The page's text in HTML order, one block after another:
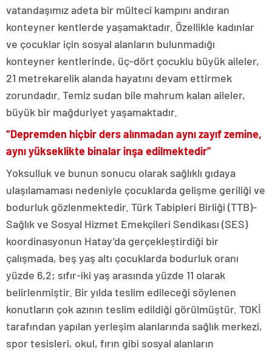
vatandaşımız adeta bir mülteci kampını andıran
konteyner kentlerde yaşamaktadır. Özellikle kadınlar
ve çocuklar için sosyal alanların bulunmadığı
konteyner kentlerinde, üç-dört çocuklu büyük aileler,
21 metrekarelik alanda hayatını devam ettirmek
zorundadır. Temiz sudan bile mahrum kalan aileler,
büyük bir mağduriyet yaşamaktadır.
“Depremden hiçbir ders alınmadan aynı zayıf zemine,
aynı yükseklikte binalar inşa edilmektedir”
Yoksulluk ve bunun sonucu olarak sağlıklı gıdaya
ulaşılamaması nedeniyle çocuklarda gelişme geriliği ve
bodurluk gözlenmektedir. Türk Tabipleri Birliği (TTB)-
Sağlık ve Sosyal Hizmet Emekçileri Sendikası (SES)
koordinasyonun Hatay’da gerçekleştirdiği bir
çalışmada, beş yaş altı çocuklarda bodurluk oranı
yüzde 6,2; sıfır-iki yaş arasında yüzde 11 olarak
belirlenmiştir. Bir yılda teslim edileceği söylenen
konutların çok azının teslim edildiği görülmüştür. TOKİ
tarafından yapılan yerleşim alanlarında sağlık merkezi,
spor tesisleri, okul, fırın gibi sosyal alanların